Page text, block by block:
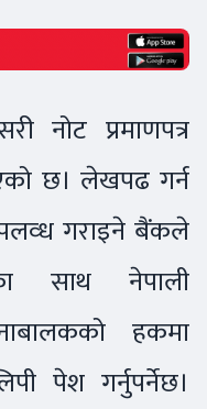
नोट प्रमाणपत्र
छ। लेखपढ गर्न
गराइने बैंकले
साथ नेपाली
हकमा
पेश गर्नुपर्नेछ।